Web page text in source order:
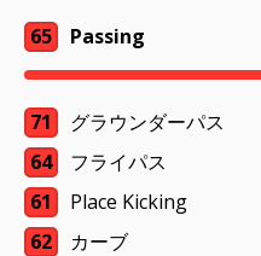
65 Passing
71
グラウンダーパス
64
フライパス
61
Place Kicking
62
カーブ